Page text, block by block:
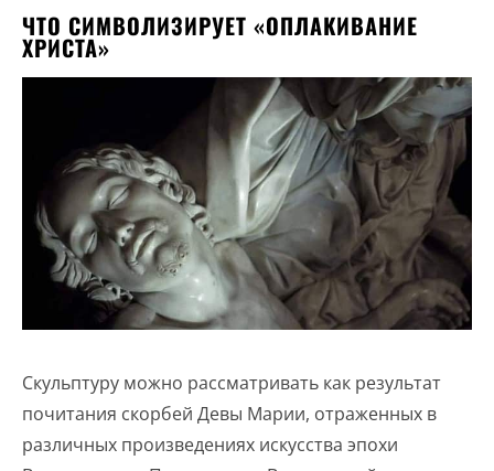
ЧТО СИМВОЛИЗИРУЕТ «ОПЛАКИВАНИЕ
ХРИСТА»
Скульптуру можно рассматривать как результат
почитания скорбей Девы Марии, отраженных в
различных произведениях искусства эпохи